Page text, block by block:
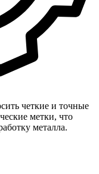
четкие и точные
метки, что
металла.